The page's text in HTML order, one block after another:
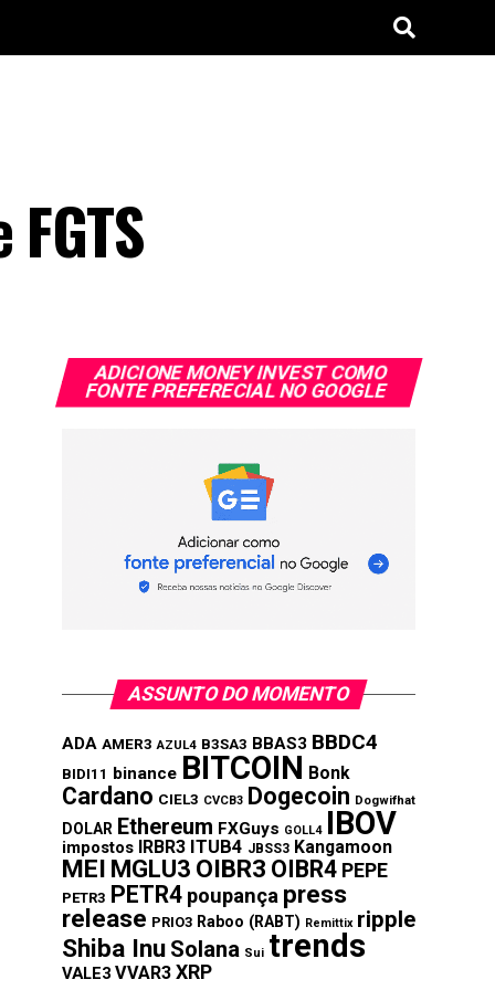
ADICIONE MONEY INVEST COMO
FONTE PREFERECIAL NO GOOGLE
ASSUNTO DO MOMENTO
ADA AMER3 AZUL4 B3SA3 BBAS3 BBDC4
BIDI11 binance BITCOIN Bonk
Cardano CIEL3 CVCB3 Dogecoin Dogwifhat
DOLAR Ethereum FXGuys GOLL4 IBOV
impostos IRBR3 ITUB4 JBSS3 Kangamoon
MEI MGLU3 OIBR3 OIBR4 PEPE
PETR3 PETR4 poupança press
release PRIO3 Raboo (RABT) Remittix ripple
Shiba Inu Solana Sui trends
VALE3 VVAR3 XRP